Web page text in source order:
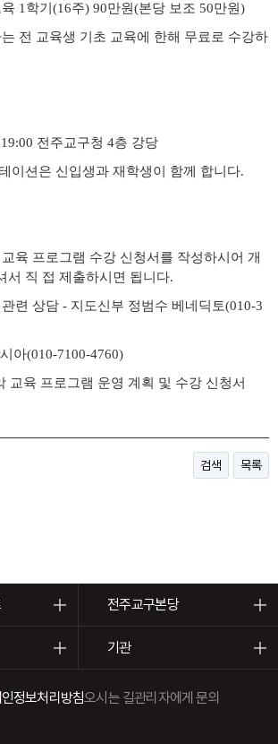
1 학기 (16주) 90만원(본당 보조 50만원)
전 교육생 기초 교육에 한해 무료로 수강하
전주교구청 4층 강당
이션은 신입생과 재학생이 함께 합니다.
육 프로그램 수강 신청서를 작성하시어 개
서 직 접 제출하시면 됩니다.
련 상담 - 지도신부 정범수 베네딕토(010-3
아(010-7100-4760)
교육 프로그램 운영 계획 및 수강 신청서
검색 목록
전주교구본당
기관
정보처리방침오시는 길관리자에게 문의